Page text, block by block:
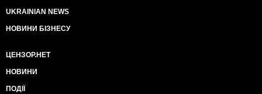
UKRAINIAN NEWS
НОВИНИ БІЗНЕСУ
ЦЕНЗОР.НЕТ
НОВИНИ
ПОДІЇ